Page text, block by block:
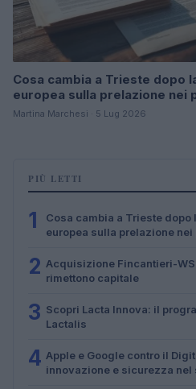
Cosa cambia a Trieste dopo
europea sulla prelazione nei
Martina Marchesi · 5 Lug 2026
PIÙ LETTI
1
Cosa cambia a Trieste
europea sulla prelazione
2 Acquisizione Fincantieri-
rimettono capitale
3 Scopri Lacta Innova: il
Lactalis
4 Apple e Google contro il
innovazione e sicurezza nel